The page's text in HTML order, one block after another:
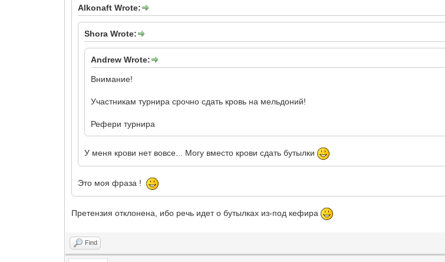
Alkonaft Wrote:
Shora Wrote:
Andrew Wrote:
Внимание!
Участникам турнира срочно сдать кровь на мельдоний!
Рефери турнира
У меня крови нет вовсе... Могу вместо крови сдать бутылки
Это моя фраза !
Претензия отклонена, ибо речь идет о бутылках из-под кефира
Find